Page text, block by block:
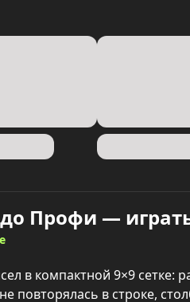
Профи —
в компактной 9×9 сетке:
повторялась в строке,